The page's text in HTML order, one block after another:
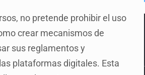
no pretende prohibir el uso
crear mecanismos de
sus reglamentos y
plataformas digitales. Esta